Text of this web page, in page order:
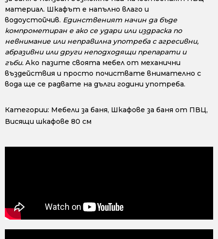
материал. Шкафът е напълно влаго и
водоустойчив. Единственият начин да бъде
компрометиран е ако се удари или издраска по
невнимание или неправилна употреба с агресивни,
абразивни или други неподходящи препарати и
гъби. Ако пазите своята мебел от механични
въздействия и просто почиствате внимателно с
вода ще се радвате на дълги години употреба.
Категории: Мебели за баня, Шкафове за баня от ПВЦ,
Висящи шкафове 80 см